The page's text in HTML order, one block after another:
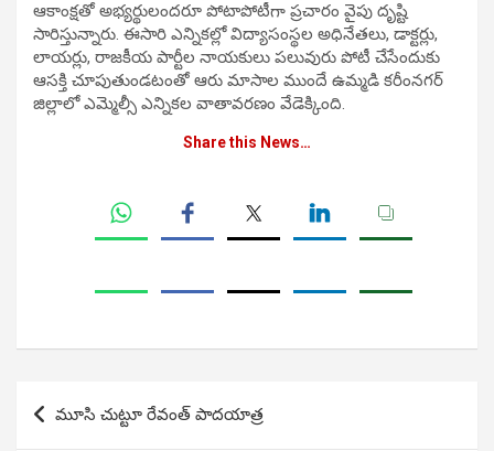
ఆకాంక్షతో అభ్యర్థులందరూ పోటాపోటీగా ప్రచారం వైపు దృష్టి
సారిస్తున్నారు. ఈసారి ఎన్నికల్లో విద్యాసంస్థల అధినేతలు, డాక్టర్లు,
లాయర్లు, రాజకీయ పార్టీల నాయకులు పలువురు పోటీ చేసేందుకు
ఆసక్తి చూపుతుండటంతో ఆరు మాసాల ముందే ఉమ్మడి కరీంనగర్
జిల్లాలో ఎమ్మెల్సీ ఎన్నికల వాతావరణం వేడెక్కింది.
Share this News…
Post
navigation
మూసి చుట్టూ రేవంత్ పాదయాత్ర